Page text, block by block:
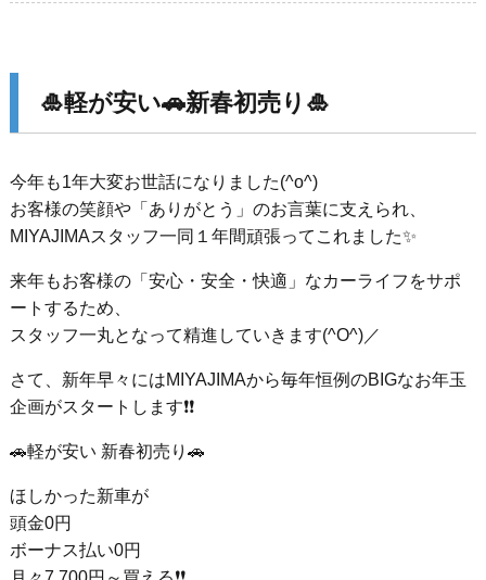
🎍軽が安い🚗新春初売り🎍
今年も1年大変お世話になりました(^o^)
お客様の笑顔や「ありがとう」のお言葉に支えられ、
MIYAJIMAスタッフ一同１年間頑張ってこれました✨
来年もお客様の「安心・安全・快適」なカーライフをサポ
ートするため、
スタッフ一丸となって精進していきます(^O^)／
さて、新年早々にはMIYAJIMAから毎年恒例のBIGなお年玉
企画がスタートします❗❗
🚗軽が安い 新春初売り🚗
ほしかった新車が
頭金0円
ボーナス払い0円